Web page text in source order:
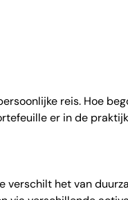
reis. Hoe
er in de
het van